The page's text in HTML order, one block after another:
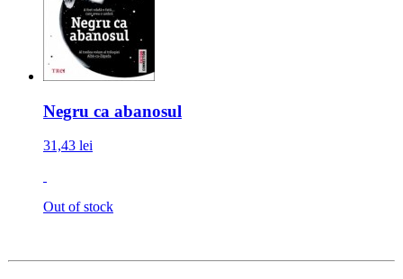
Negru ca abanosul
31,43 lei
Out of stock